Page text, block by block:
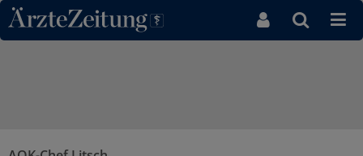
Direkt zum Inhaltsbereich